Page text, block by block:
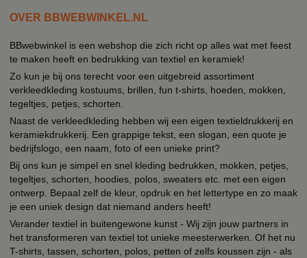
OVER BBWEBWINKEL.NL
BBwebwinkel is een webshop die zich richt op alles wat met feest
te maken heeft en bedrukking van textiel en keramiek!
Zo kun je bij ons terecht voor een uitgebreid assortiment
verkleedkleding kostuums, brillen, fun t-shirts, hoeden, mokken,
tegeltjes, petjes, schorten.
Naast de verkleedkleding hebben wij een eigen textieldrukkerij en
keramiekdrukkerij. Een grappige tekst, een slogan, een quote je
bedrijfslogo, een naam, foto of een unieke print?
Bij ons kun je simpel en snel kleding bedrukken, mokken, petjes,
tegeltjes, schorten, hoodies, polos, sweaters etc. met een eigen
ontwerp. Bepaal zelf de kleur, opdruk en het lettertype en zo maak
je een uniek design dat niemand anders heeft!
Verander textiel in buitengewone kunst - Wij zijn jouw partners in
het transformeren van textiel tot unieke meesterwerken. Of het nu
T-shirts, tassen, schorten, polos, petten of zelfs koussen zijn - als